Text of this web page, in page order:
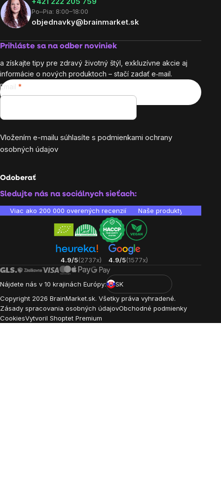
Po–Pia: 8:00–18:00
objednavky@brainmarket.sk
Prihláste sa na odber noviniek
a získajte tipy pre zdravý životný štýl, exkluzívne akcie aj
informácie o nových produktoch – stačí zadať e‑mail.
Email
Vložením e-mailu súhlasíte s podmienkami ochrany
osobných údajov
Odoberať
Sledujte nás na sociálnych sieťach:
Viac ako 200 000 overených recenzií Naše produkty sú
4.9/5(2737x) 4.9/5(1577x)
Nájdete nás v 10 krajinách Európy:
SK
Copyright 2026 BrainMarket.sk. Všetky práva vyhradené.
Zásady spracovania osobných údajovObchodné podmienky
CookiesVytvoril Shoptet Premium